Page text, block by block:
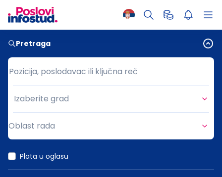
Pretraga
Pozicija, poslodavac ili ključna reč
Pozicija, poslodavac ili ključna reč
Grad
Izaberite grad
Oblast rada
Plata u oglasu